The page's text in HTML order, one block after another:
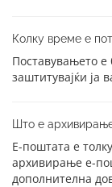
Колку време е
Поставувањето
заштитувајќи ја
Што е
Е-поштата е
архивирање е-
дополнителна